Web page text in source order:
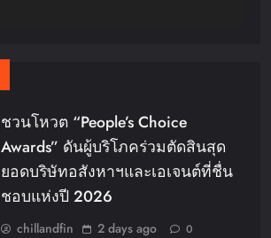
ชวนโหวต “People’s Choice
Awards” ดันผู้บริโภคร่วมตัดสินสุด
ยอดบริษัทอสังหาฯและเอเจนต์ที่ชื่น
ชอบแห่งปี 2026
chillandfin 2 days ago 0